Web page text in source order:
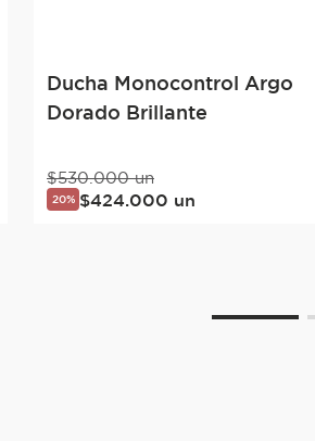
Ducha Monocontrol Argo
Dorado Brillante
$530.000 un
20% $424.000 un